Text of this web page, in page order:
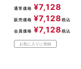
通常価格 ¥7,128
販売価格 ¥7,128 税込
会員価格 ¥7,128 税込
お気に入りに登録